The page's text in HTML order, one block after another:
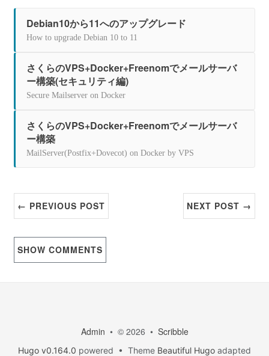
Debian10から11へのアップグレード
How to upgrade Debian 10 to 11
さくらのVPS+Docker+Freenomでメールサーバ
ー構築(セキュリティ編)
Secure Mailserver on Docker
さくらのVPS+Docker+Freenomでメールサーバ
ー構築
MailServer(Postfix+Dovecot) on Docker by VPS
← PREVIOUS POST NEXT POST →
SHOWCOMMENTS
Admin • © 2026 • Scribble
Hugo v0.164.0 powered • Theme Beautiful Hugo adapted